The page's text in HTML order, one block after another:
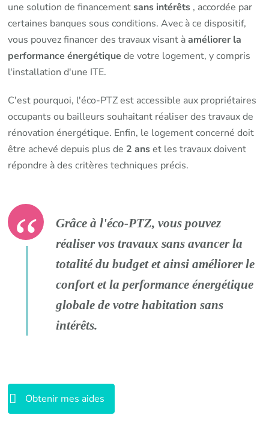
une solution de financementsans intérêts , accordée par
certaines banques sous conditions. Avec à ce dispositif,
vous pouvez financer des travaux visant àaméliorer la
performance énergétique de votre logement, y compris
l'installation d'une ITE.
C'est pourquoi, l'éco-PTZ est accessible aux propriétaires
occupants ou bailleurs souhaitant réaliser des travaux de
rénovation énergétique. Enfin, le logement concerné doit
être achevé depuis plus de 2 anset les travaux doivent
répondre à des critères techniques précis.
Grâce à l'éco-PTZ, vous pouvez
réaliser vos travaux sans avancer la
totalité du budget et ainsi améliorer le
confort et la performance énergétique
globale de votre habitation sans
intérêts.
Obtenir mes aides